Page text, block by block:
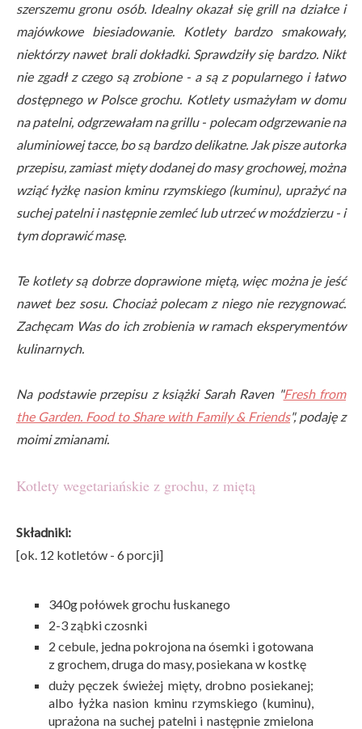
szerszemu gronu osób. Idealny okazał się grill na działce i
majówkowe biesiadowanie. Kotlety bardzo smakowały,
niektórzy nawet brali dokładki. Sprawdziły się bardzo. Nikt
nie zgadł z czego są zrobione - a są z popularnego i łatwo
dostępnego w Polsce grochu. Kotlety usmażyłam w domu
na patelni, odgrzewałam na grillu - polecam odgrzewanie na
aluminiowej tacce, bo są bardzo delikatne. Jak pisze autorka
przepisu, zamiast mięty dodanej do masy grochowej, można
wziąć łyżkę nasion kminu rzymskiego (kuminu), uprażyć na
suchej patelni i następnie zemleć lub utrzeć w moździerzu - i
tym doprawić masę.
Te kotlety są dobrze doprawione miętą, więc można je jeść
nawet bez sosu. Chociaż polecam z niego nie rezygnować.
Zachęcam Was do ich zrobienia w ramach eksperymentów
kulinarnych.
Na podstawie przepisu z książki Sarah Raven "Fresh from
the Garden. Food to Share with Family & Friends", podaję z
moimi zmianami.
Kotlety wegetariańskie z grochu, z miętą
Składniki:
[ok. 12 kotletów - 6 porcji]
340g połówek grochu łuskanego
2-3 ząbki czosnki
2 cebule, jedna pokrojona na ósemki i gotowana
z grochem, druga do masy, posiekana w kostkę
duży pęczek świeżej mięty, drobno posiekanej;
albo łyżka nasion kminu rzymskiego (kuminu),
uprażona na suchej patelni i następnie zmielona